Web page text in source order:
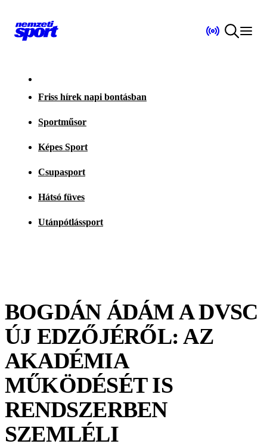
Friss hírek napi bontásban
Sportműsor
Képes Sport
Csupasport
Hátsó füves
Utánpótlássport
BOGDÁN ÁDÁM A DVSC
ÚJ EDZŐJÉRŐL: AZ
AKADÉMIA
MŰKÖDÉSÉT IS
RENDSZERBEN
SZEMLÉLI